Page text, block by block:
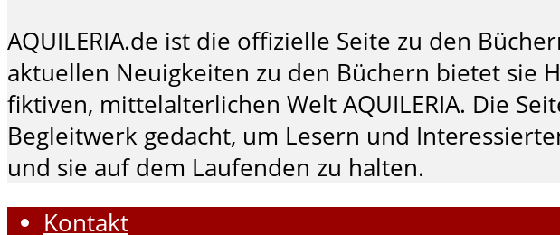
AQUILERIA.de ist die offizielle Seite zu den
aktuellen Neuigkeiten zu den Büchern bietet sie
fiktiven, mittelalterlichen Welt AQUILERIA. Die
Begleitwerk gedacht, um Lesern und
und sie auf dem Laufenden zu halten.
Kontakt